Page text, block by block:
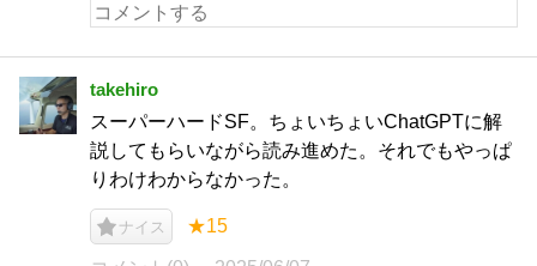
takehiro
スーパーハードSF。ちょいちょいChatGPTに解
説してもらいながら読み進めた。それでもやっぱ
りわけわからなかった。
ナイス ★15